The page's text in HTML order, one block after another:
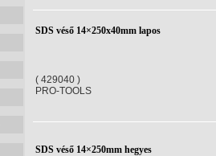
SDS véső 14×250x40mm lapos
( 429040 )
PRO-TOOLS
SDS véső 14×250mm hegyes